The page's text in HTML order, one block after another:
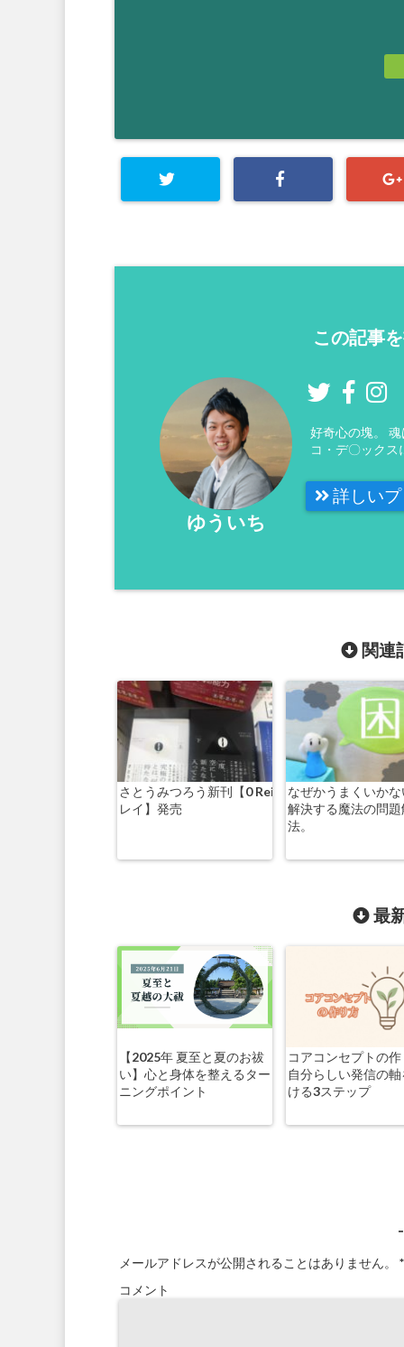
この記事
ゆういち
好奇心の塊。
コ・デ〇ック
詳しいプ
関連
さとうみつろう新刊【0 Rei
レイ】発売
なぜかうまくいか
解決する魔法の問
法。
最
【2025年 夏至と夏のお祓
い】心と身体を整えるター
ニングポイント
コアコンセプトの
自分らしい発信の
ける3ステップ
メールアドレスが公開されることはありません。
*
コメント